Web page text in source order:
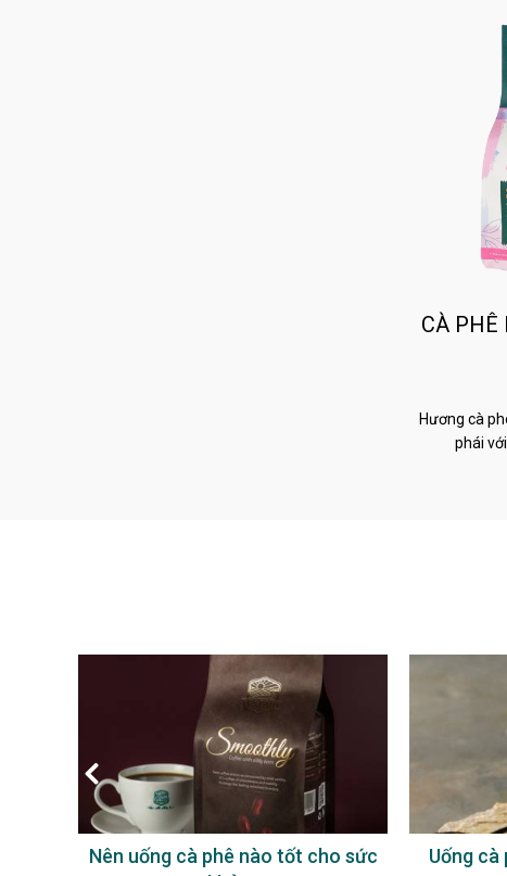
CÀ
Hương cà
phái
Nên uống cà phê nào tốt cho sức
Uống